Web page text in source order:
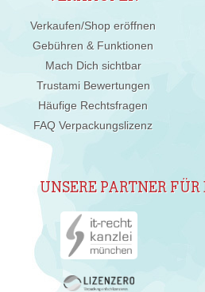
Verkaufen/Shop eröffnen
Gebühren & Funktionen
Mach Dich sichtbar
Trustami Bewertungen
Häufige Rechtsfragen
FAQ Verpackungslizenz
UNSERE PARTNER